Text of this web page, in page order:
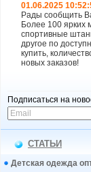
01.06.2025
Рады сообщить
Более 100 ярких
спортивные
другое по
купить,
новых заказов!
Подписаться на
СТАТЬИ
Детская одежда